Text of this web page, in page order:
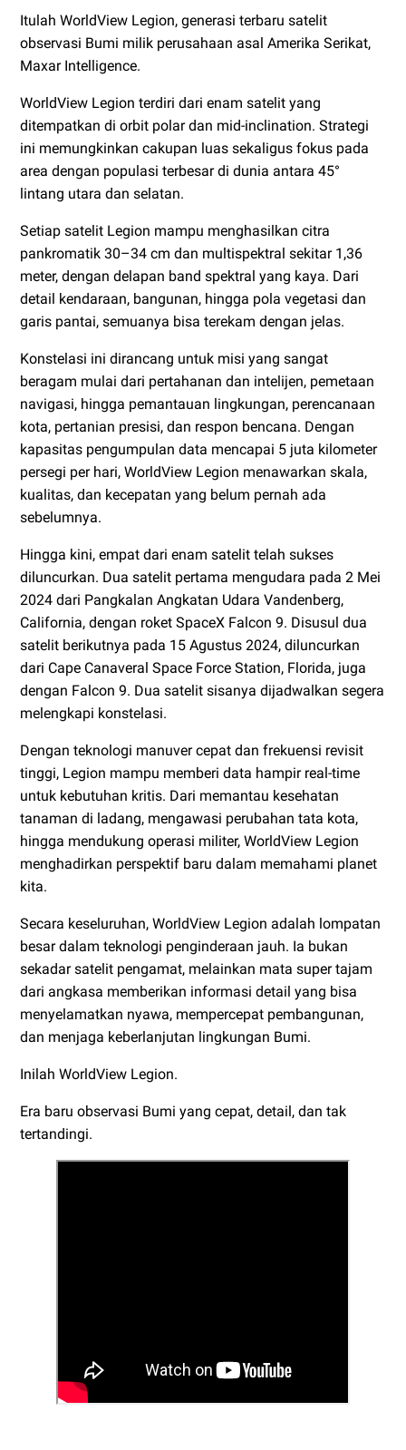
Itulah WorldView Legion, generasi terbaru satelit
observasi Bumi milik perusahaan asal Amerika Serikat,
Maxar Intelligence.
WorldView Legion terdiri dari enam satelit yang
ditempatkan di orbit polar dan mid-inclination. Strategi
ini memungkinkan cakupan luas sekaligus fokus pada
area dengan populasi terbesar di dunia antara 45°
lintang utara dan selatan.
Setiap satelit Legion mampu menghasilkan citra
pankromatik 30–34 cm dan multispektral sekitar 1,36
meter, dengan delapan band spektral yang kaya. Dari
detail kendaraan, bangunan, hingga pola vegetasi dan
garis pantai, semuanya bisa terekam dengan jelas.
Konstelasi ini dirancang untuk misi yang sangat
beragam mulai dari pertahanan dan intelijen, pemetaan
navigasi, hingga pemantauan lingkungan, perencanaan
kota, pertanian presisi, dan respon bencana. Dengan
kapasitas pengumpulan data mencapai 5 juta kilometer
persegi per hari, WorldView Legion menawarkan skala,
kualitas, dan kecepatan yang belum pernah ada
sebelumnya.
Hingga kini, empat dari enam satelit telah sukses
diluncurkan. Dua satelit pertama mengudara pada 2 Mei
2024 dari Pangkalan Angkatan Udara Vandenberg,
California, dengan roket SpaceX Falcon 9. Disusul dua
satelit berikutnya pada 15 Agustus 2024, diluncurkan
dari Cape Canaveral Space Force Station, Florida, juga
dengan Falcon 9. Dua satelit sisanya dijadwalkan segera
melengkapi konstelasi.
Dengan teknologi manuver cepat dan frekuensi revisit
tinggi, Legion mampu memberi data hampir real-time
untuk kebutuhan kritis. Dari memantau kesehatan
tanaman di ladang, mengawasi perubahan tata kota,
hingga mendukung operasi militer, WorldView Legion
menghadirkan perspektif baru dalam memahami planet
kita.
Secara keseluruhan, WorldView Legion adalah lompatan
besar dalam teknologi penginderaan jauh. Ia bukan
sekadar satelit pengamat, melainkan mata super tajam
dari angkasa memberikan informasi detail yang bisa
menyelamatkan nyawa, mempercepat pembangunan,
dan menjaga keberlanjutan lingkungan Bumi.
Inilah WorldView Legion.
Era baru observasi Bumi yang cepat, detail, dan tak
tertandingi.